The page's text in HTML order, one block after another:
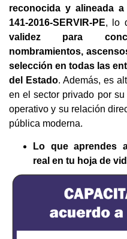
reconocida y alineada a
141-2016-SERVIR-PE, lo
validez para
nombramientos,
selección en todas las
del Estado. Además, es
en el sector privado por
operativo y su relación
pública moderna.
Lo que aprendes
real en tu hoja de